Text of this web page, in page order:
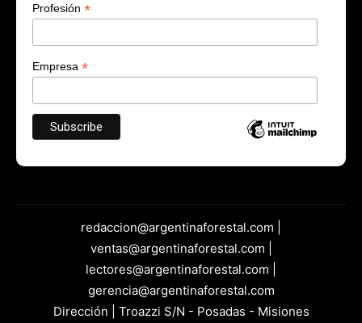
Profesión *
Empresa *
redaccion@argentinaforestal.com |
ventas@argentinaforestal.com |
lectores@argentinaforestal.com |
gerencia@argentinaforestal.com
Dirección | Troazzi S/N - Posadas - Misiones